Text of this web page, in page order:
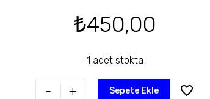
₺450,00
1 adet stokta
- + Sepete Ekle